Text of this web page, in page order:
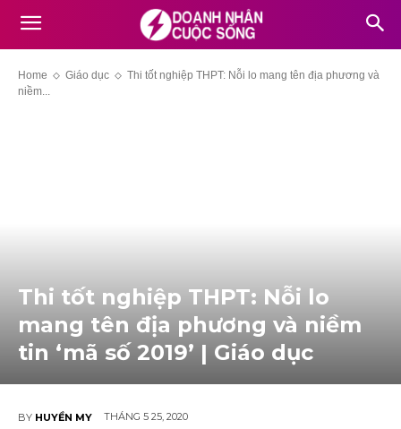
Home Giáo dục
Thi tốt nghiệp THPT: Nỗi lo mang tên địa phương và
niềm...
Thi tốt nghiệp THPT: Nỗi lo
mang tên địa phương và niềm
tin ‘mã số 2019’ | Giáo dục
BY HUYỀN MY THÁNG 5 25, 2020